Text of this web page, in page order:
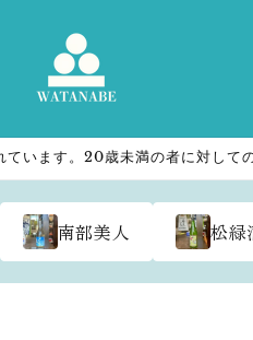
います。20歳未満の者に対して
南部美人 松緑